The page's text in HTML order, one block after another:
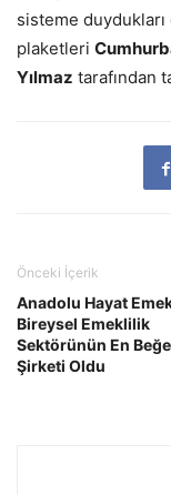
sisteme
plaketleri
Yılmaz tarafından
Önceki İçerik
Anadolu Hayat
Bireysel Emeklilik
Sektörünün En
Şirketi Oldu